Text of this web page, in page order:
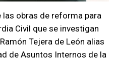
obras de reforma para
Civil que se investigan
Tejera de León alias
de Asuntos Internos de la